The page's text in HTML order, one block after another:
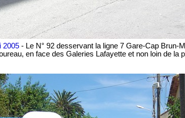
2005 - Le N° 92 desservant la ligne 7 Gare-Cap Brun-
en face des Galeries Lafayette et non loin de la